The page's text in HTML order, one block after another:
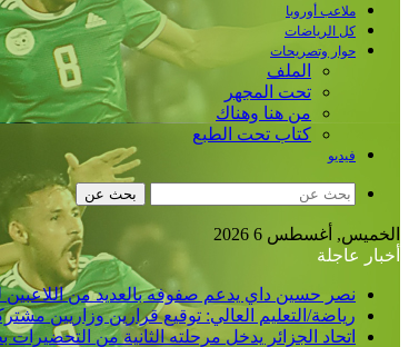
ملاعب أوروبا
كل الرياضات
حوار وتصريحات
الملف
تحت المجهر
من هنا وهناك
كتاب تحت الطبع
فيديو
بحث عن
الخميس, أغسطس 6 2026
أخبار عاجلة
نصر حسين داي يدعم صفوفه بالعديد من
رياضة/التعليم العالي: توقيع قرارين وزاريين
اتحاد الجزائر يدخل مرحلته الثانية من التحضيرات